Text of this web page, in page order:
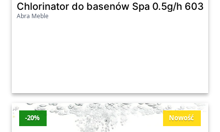
Chlorinator do basenów Spa 0.5g/h 60340
Abra Meble
Nowość
-20%